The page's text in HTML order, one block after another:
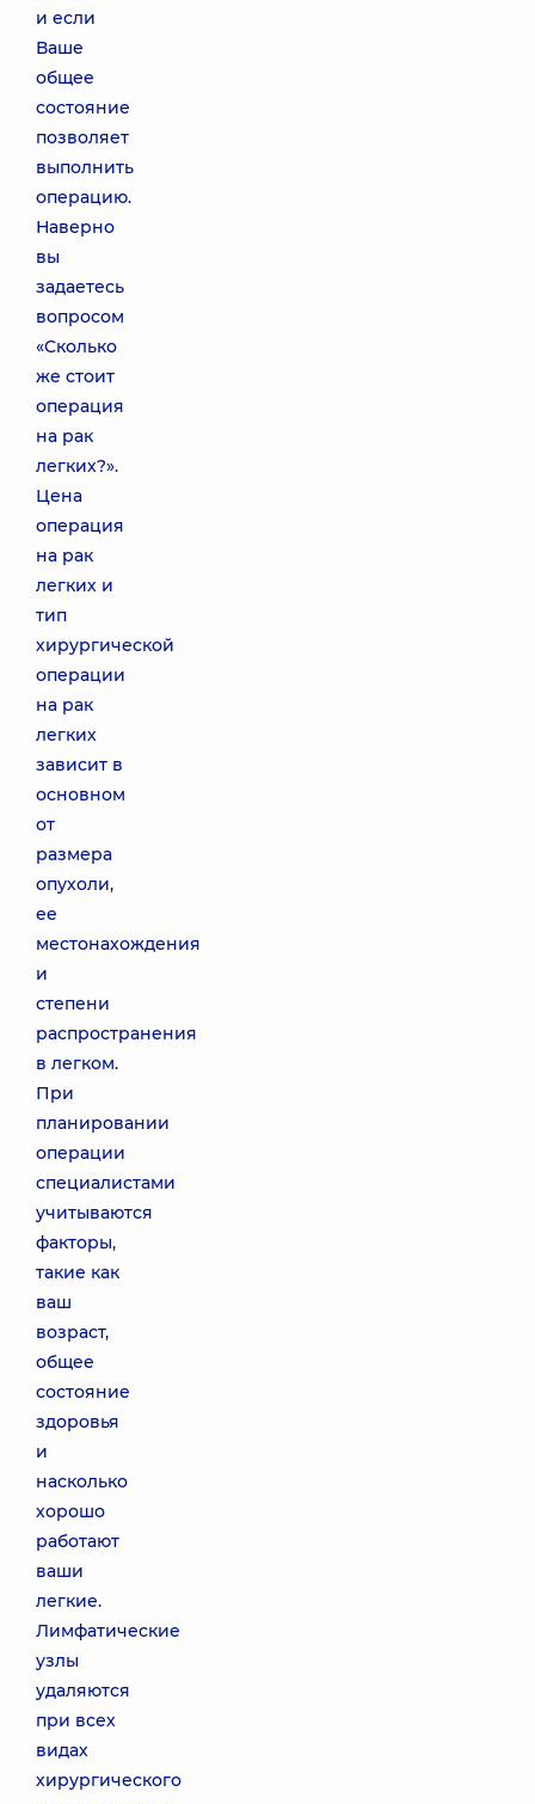
и если
Ваше
общее
состояние
позволяет
выполнить
операцию.
Наверно
вы
задаетесь
вопросом
«Сколько
же стоит
операция
на рак
легких?».
Цена
операция
на рак
легких и
тип
хирургической
операции
на рак
легких
зависит в
основном
от
размера
опухоли,
ее
местонахождения
и
степени
распространения
в легком.
При
планировании
операции
специалистами
учитываются
факторы,
такие как
ваш
возраст,
общее
состояние
здоровья
и
насколько
хорошо
работают
ваши
легкие.
Лимфатические
узлы
удаляются
при всех
видах
хирургического